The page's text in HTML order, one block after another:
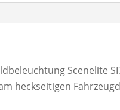
Scenelite
heckseitigen